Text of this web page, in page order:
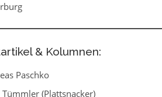
& Kolumnen:
Paschko
Tümmler (Plattsnacker)